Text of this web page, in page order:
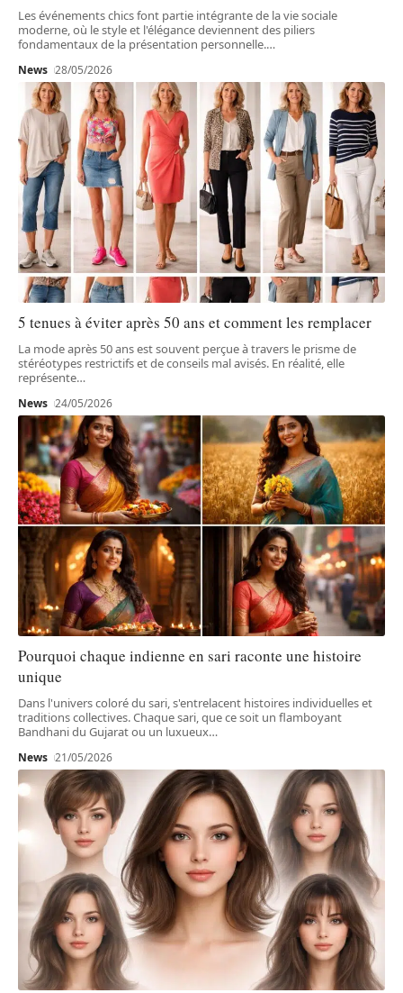
Les événements chics font partie intégrante de la vie sociale
moderne, où le style et l'élégance deviennent des piliers
fondamentaux de la présentation personnelle.…
News 28/05/2026
5 tenues à éviter après 50 ans et comment les remplacer
La mode après 50 ans est souvent perçue à travers le prisme de
stéréotypes restrictifs et de conseils mal avisés. En réalité, elle
représente…
News 24/05/2026
Pourquoi chaque indienne en sari raconte une histoire
unique
Dans l'univers coloré du sari, s'entrelacent histoires individuelles et
traditions collectives. Chaque sari, que ce soit un flamboyant
Bandhani du Gujarat ou un luxueux…
News 21/05/2026